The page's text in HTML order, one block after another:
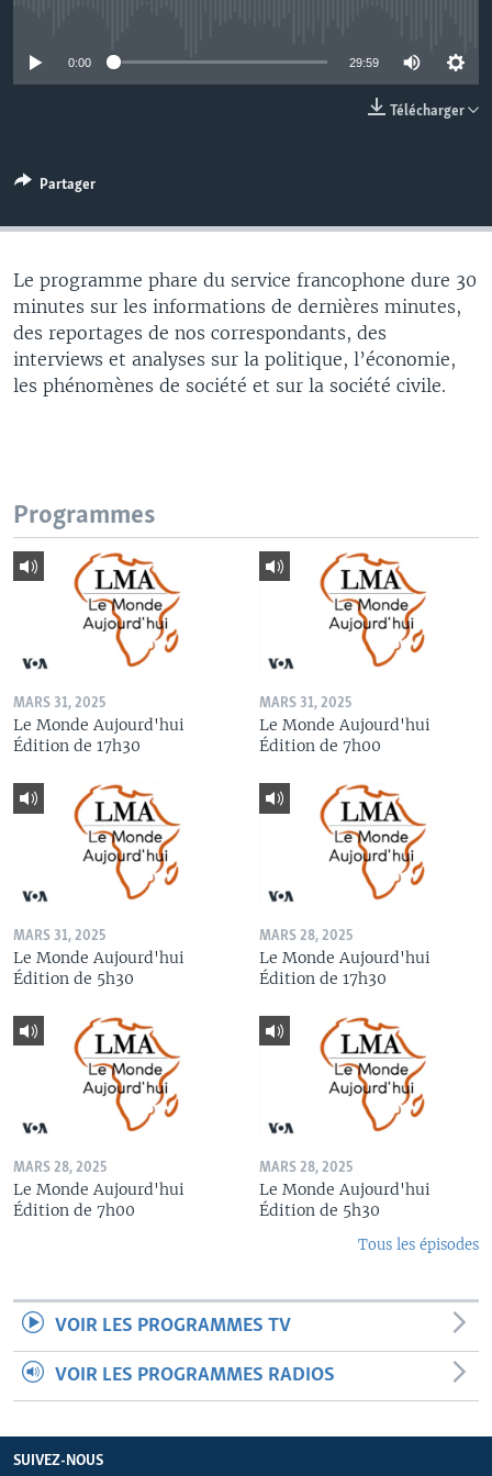
0:00 29:59
Télécharger
Partager
Le programme phare du service francophone dure 30
minutes sur les informations de dernières minutes,
des reportages de nos correspondants, des
interviews et analyses sur la politique, l’économie,
les phénomènes de société et sur la société civile.
Programmes
MARS 31, 2025
Le Monde Aujourd'hui
Édition de 17h30
MARS 31, 2025
Le Monde Aujourd'hui
Édition de 7h00
MARS 31, 2025
Le Monde Aujourd'hui
Édition de 5h30
MARS 28, 2025
Le Monde Aujourd'hui
Édition de 17h30
MARS 28, 2025
Le Monde Aujourd'hui
Édition de 7h00
MARS 28, 2025
Le Monde Aujourd'hui
Édition de 5h30
Tous les épisodes
VOIR LES PROGRAMMES TV
VOIR LES PROGRAMMES RADIOS
SUIVEZ-NOUS